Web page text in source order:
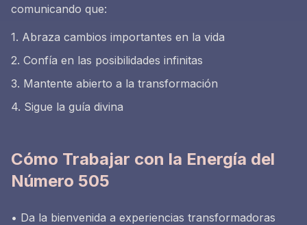
comunicando que:
1. Abraza cambios importantes en la vida
2. Confía en las posibilidades infinitas
3. Mantente abierto a la transformación
4. Sigue la guía divina
Cómo Trabajar con la Energía del
Número 505
• Da la bienvenida a experiencias transformadoras